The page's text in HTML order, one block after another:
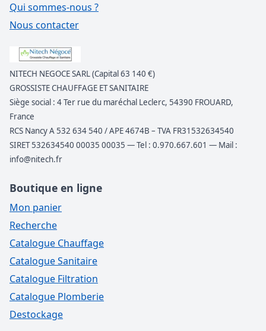
Qui sommes-nous ?
Nous contacter
NITECH NEGOCE SARL (Capital 63 140 €)
GROSSISTE CHAUFFAGE ET SANITAIRE
Siège social : 4 Ter rue du maréchal Leclerc, 54390 FROUARD,
France
RCS Nancy A 532 634 540 / APE 4674B – TVA FR31532634540
SIRET 532634540 00035 00035 — Tel : 0.970.667.601 — Mail :
info@nitech.fr
Boutique en ligne
Mon panier
Recherche
Catalogue Chauffage
Catalogue Sanitaire
Catalogue Filtration
Catalogue Plomberie
Destockage